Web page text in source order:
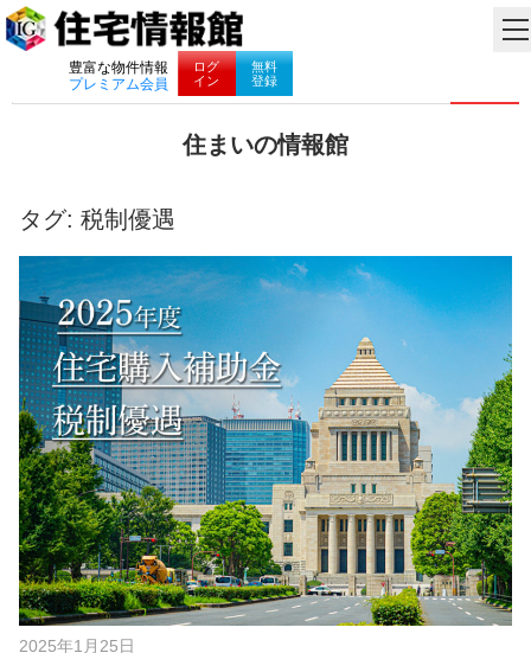
豊富な物件情報
プレミアム会員
ログ
イン
無料
登録
ナビゲーション
住まいの情報館
い
と
暮
ら
し
に
役
立
つ
情
報
を
お
届
け
し
ま
す
！
タグ: 税制優遇
2025年1月25日